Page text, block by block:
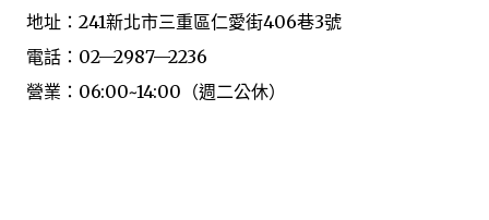
地址：241新北市三重區仁愛街406巷3號
電話：02—2987—2236
營業：06:00~14:00（週二公休）